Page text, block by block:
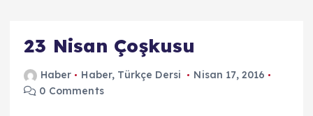
23 Nisan Çoşkusu
Haber Haber, Türkçe Dersi
Nisan 17, 2016
0 Comments